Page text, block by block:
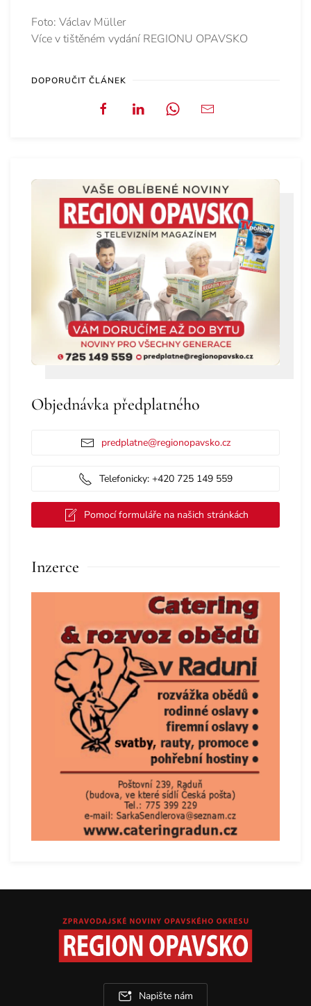
Foto: Václav Müller
Více v tištěném vydání REGIONU OPAVSKO
DOPORUČIT ČLÁNEK
Objednávka předplatného
predplatne@regionopavsko.cz
Telefonicky: +420 725 149 559
Pomocí formuláře na našich stránkách
Inzerce
Napište nám